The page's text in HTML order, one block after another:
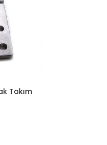
Takım